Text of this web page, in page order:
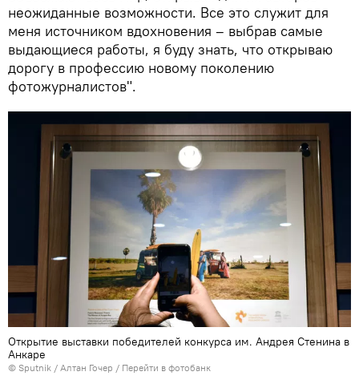
неожиданные возможности. Все это служит для
меня источником вдохновения – выбрав самые
выдающиеся работы, я буду знать, что открываю
дорогу в профессию новому поколению
фотожурналистов".
Открытие выставки победителей конкурса им. Андрея Стенина в
Анкаре
© Sputnik / Алтан Гочер / Перейти в фотобанк